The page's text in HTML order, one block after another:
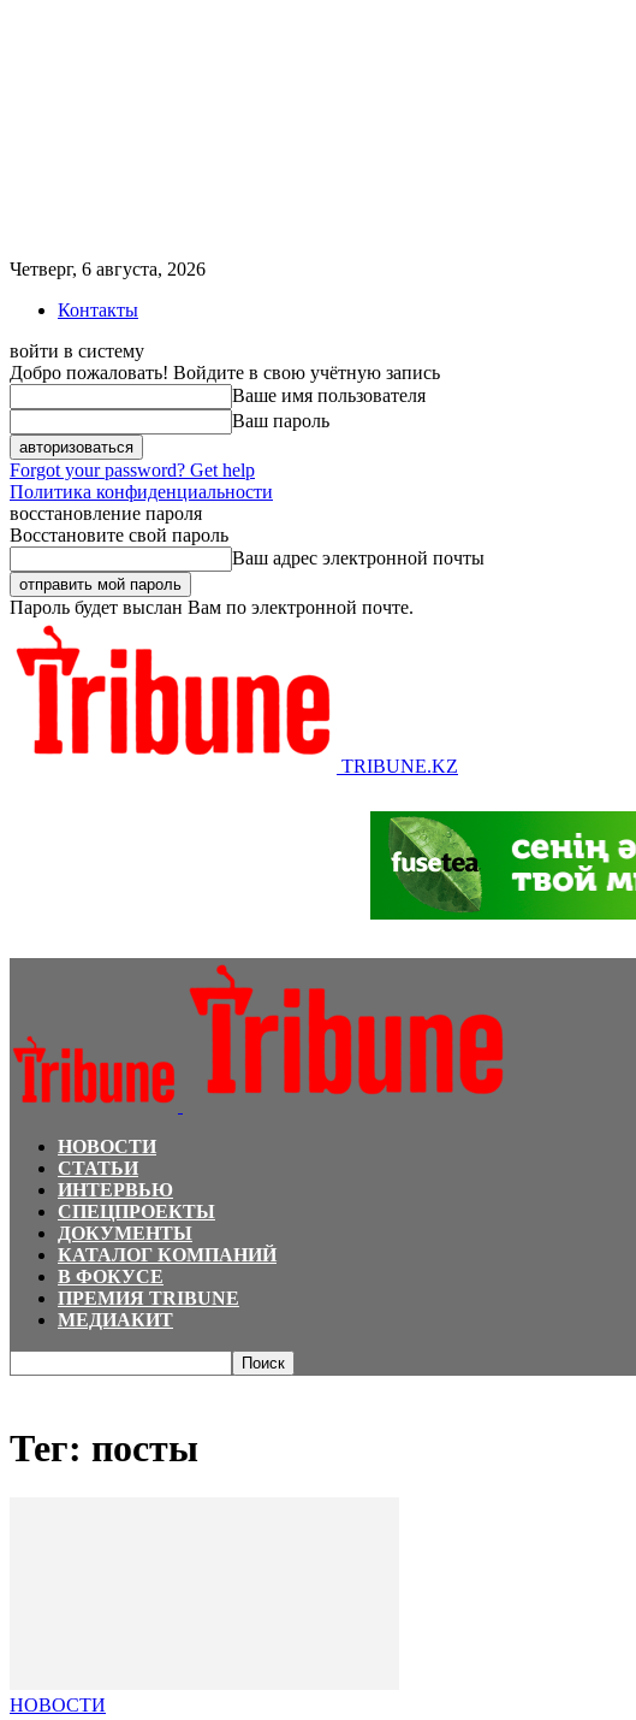
Четверг, 6 августа, 2026
Контакты
войти в систему
Добро пожаловать! Войдите в свою учётную запись
Ваше имя пользователя
Ваш пароль
Forgot your password? Get help
Политика конфиденциальности
восстановление пароля
Восстановите свой пароль
Ваш адрес электронной почты
Пароль будет выслан Вам по электронной почте.
TRIBUNE.KZ
НОВОСТИ
СТАТЬИ
ИНТЕРВЬЮ
СПЕЦПРОЕКТЫ
ДОКУМЕНТЫ
КАТАЛОГ КОМПАНИЙ
В ФОКУСЕ
ПРЕМИЯ TRIBUNE
МЕДИАКИТ
Тег: посты
НОВОСТИ